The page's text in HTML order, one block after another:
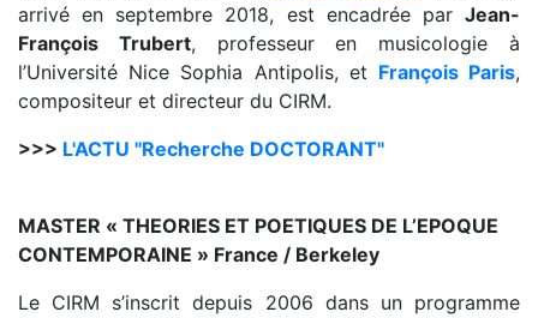
arrivé en septembre 2018, est encadrée par Jean-
François Trubert, professeur en musicologie à
l’Université Nice Sophia Antipolis, et François Paris,
compositeur et directeur du CIRM.
>>> L'ACTU "Recherche DOCTORANT"
MASTER « THEORIES ET POETIQUES DE L’EPOQUE
CONTEMPORAINE » France / Berkeley
Le CIRM s’inscrit depuis 2006 dans un programme